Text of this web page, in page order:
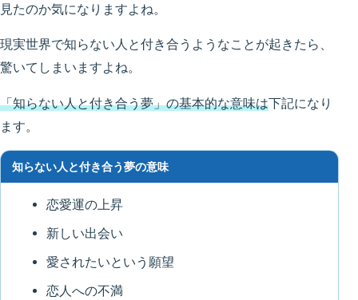
見たのか気になりますよね。
現実世界で知らない人と付き合うようなことが起きたら、
驚いてしまいますよね。
「知らない人と付き合う夢」の基本的な意味は下記になり
ます。
知らない人と付き合う夢の意味
恋愛運の上昇
新しい出会い
愛されたいという願望
恋人への不満